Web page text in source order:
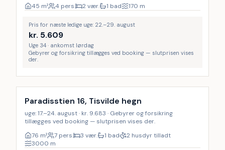
45 m² 4 pers. 2 vær. 1 bad 170 m
Pris for næste ledige uge: 22.–29. august
kr. 5.609
Uge 34 · ankomst lørdag
Gebyrer og forsikring tillægges ved booking — slutprisen vises
der.
Paradisstien 16, Tisvilde hegn
uge: 17.–24. august · kr. 9.683 · Gebyrer og forsikring
tillægges ved booking — slutprisen vises der.
76 m² 7 pers. 3 vær. 1 bad
2 husdyr tilladt
3000 m